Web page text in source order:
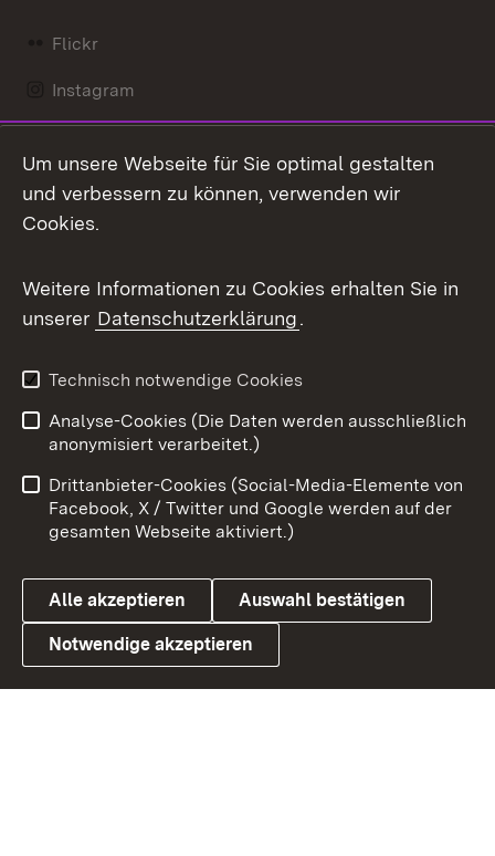
Flickr
Instagram
Mastodon
Messenger
Social Wall
X / Twitter
Youtube
Link zum Landesportal
Benutzungshinweise
Barrierefreiheit
Datenschutz
Cookies
Um unsere Webseite für Sie optimal gestalten
und verbessern zu können, verwenden wir
Cookies.
Weitere Informationen zu Cookies erhalten Sie in
unserer Datenschutzerklärung.
Technisch notwendige Cookies
Analyse-Cookies (Die Daten werden ausschließlich
anonymisiert verarbeitet.)
Drittanbieter-Cookies (Social-Media-Elemente von
Facebook, X / Twitter und Google werden auf der
gesamten Webseite aktiviert.)
Alle akzeptieren Auswahl bestätigen
Notwendige akzeptieren